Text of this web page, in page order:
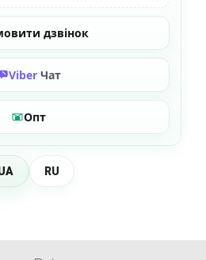
дзвінок
Viber Чат
Опт
RU